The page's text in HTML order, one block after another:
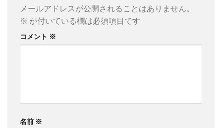
メールアドレスが公開されることはありません。
※ が付いている欄は必須項目です
コメント ※
名前 ※